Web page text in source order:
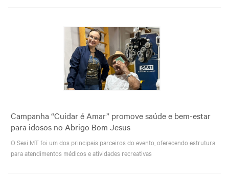
Campanha “Cuidar é Amar” promove saúde e bem-estar
para idosos no Abrigo Bom Jesus
O Sesi MT foi um dos principais parceiros do evento, oferecendo estrutura
para atendimentos médicos e atividades recreativas